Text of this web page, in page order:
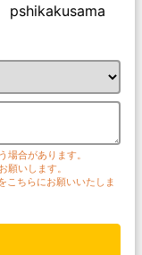
pshikakusama
合があります。
いします。
こちらにお願いいたしま